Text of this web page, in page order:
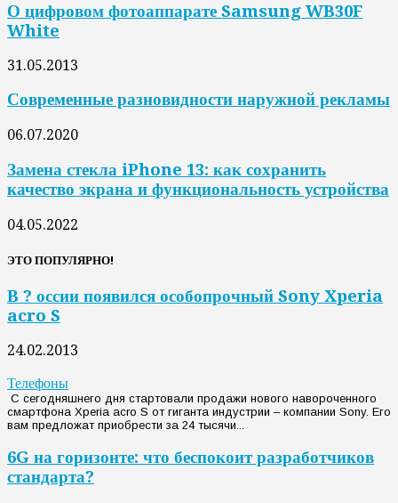
О цифровом фотоаппарате Samsung WB30F
White
31.05.2013
Современные разновидности наружной рекламы
06.07.2020
Замена стекла iPhone 13: как сохранить
качество экрана и функциональность устройства
04.05.2022
ЭТО ПОПУЛЯРНО!
В ? оссии появился особопрочный Sony Xperia
acro S
24.02.2013
Телефоны
С сегодняшнего дня стартовали продажи нового навороченного
смартфона Xperia acro S от гиганта индустрии – компании Sony. Его
вам предложат приобрести за 24 тысячи...
6G на горизонте: что беспокоит разработчиков
стандарта?